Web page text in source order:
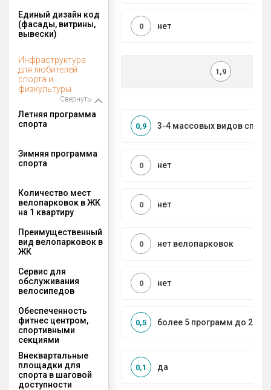
Единый дизайн код
(фасады, витрины,
вывески)
нет
0
Инфраструктура
для любителей
спорта и
физкультуры
Свернуть
1,9
Летняя программа
спорта
3-4 массовых видов
0,9
Зимняя программа
спорта
нет
0
Количество мест
велопарковок в ЖК
на 1 квартиру
нет
0
Преимущественный
вид велопарковок в
ЖК
нет велопарковок
0
Сервис для
обслуживания
велосипедов
нет
0
Обеспеченность
фитнес центром,
спортивными
секциями
более 5 программ до 2 км
0,5
Внеквартальные
площадки для
спорта в шаговой
доступности
да
0,1